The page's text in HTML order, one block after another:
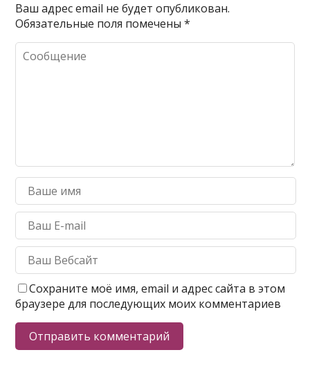
Ваш адрес email не будет опубликован.
Обязательные поля помечены*
Сохраните моё имя, email и адрес сайта в этом
браузере для последующих моих комментариев